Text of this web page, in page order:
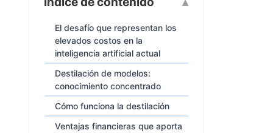
El desafío que representan los
elevados costos en la
inteligencia artificial actual
Destilación de modelos:
conocimiento concentrado
Cómo funciona la destilación
Ventajas financieras que aporta